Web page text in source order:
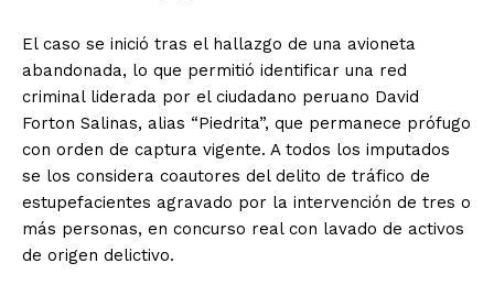
El caso se inició tras el hallazgo de una avioneta
abandonada, lo que permitió identificar una red
criminal liderada por el ciudadano peruano David
Forton Salinas, alias “Piedrita”, que permanece prófugo
con orden de captura vigente. A todos los imputados
se los considera coautores del delito de tráfico de
estupefacientes agravado por la intervención de tres o
más personas, en concurso real con lavado de activos
de origen delictivo.